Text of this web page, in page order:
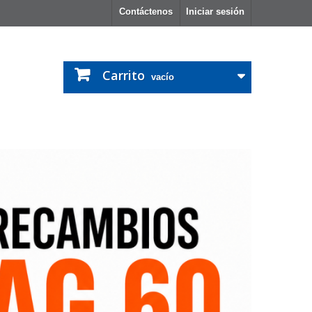
Iniciar sesión
Contáctenos
Carrito vacío